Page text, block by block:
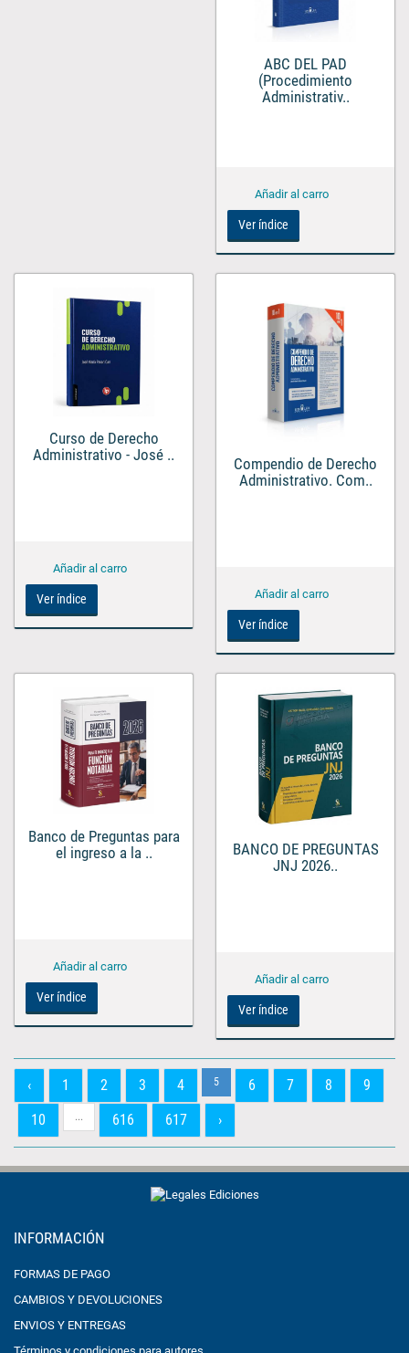
ABC DEL PAD
(Procedimiento
Administrativ..
Ver índice
Curso de Derecho
Administrativo - José ..
Ver índice
Compendio de Derecho
Administrativo. Com..
Ver índice
Banco de Preguntas para
el ingreso a la ..
Ver índice
BANCO DE PREGUNTAS
JNJ 2026..
Ver índice
‹ 1 2 3 4 5 6 7 8
9
10
... 616 617 ›
INFORMACIÓN
FORMAS DE PAGO
CAMBIOS Y DEVOLUCIONES
ENVIOS Y ENTREGAS